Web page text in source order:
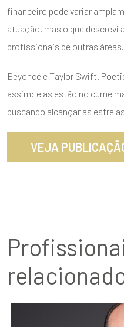
financeiro pode variar
atuação, mas o que descrevi
profissionais de outras áreas.
Beyoncé e Taylor Swift.
assim: elas estão no cume
buscando alcançar as
VEJA